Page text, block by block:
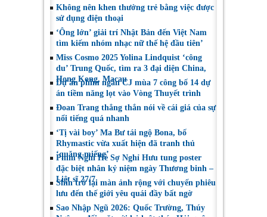
Không nên khen thưởng trẻ bằng việc được
sử dụng điện thoại
‘Ông lớn’ giải trí Nhật Bản đến Việt Nam
tìm kiếm nhóm nhạc nữ thế hệ đầu tiên’
Miss Cosmo 2025 Yolina Lindquist ‘công
du’ Trung Quốc, tìm ra 3 đại diện China,
Hong Kong, Macau
Dự án phim ngắn CJ mùa 7 công bố 14 dự
án tiềm năng lọt vào Vòng Thuyết trình
Đoan Trang thẳng thắn nói về cái giá của sự
nổi tiếng quá nhanh
‘Tị vài boy’ Ma Bư tái ngộ Bona, bố
Rhymastic vừa xuất hiện đã tranh thủ
‘quăng miếng’
Phim Nghỉ Hè Sợ Nghỉ Hưu tung poster
đặc biệt nhân kỷ niệm ngày Thương binh –
Liệt sĩ 27/7
Shin trở lại màn ảnh rộng với chuyến phiêu
lưu đến thế giới yêu quái đầy bất ngờ
Sao Nhập Ngũ 2026: Quốc Trường, Thúy